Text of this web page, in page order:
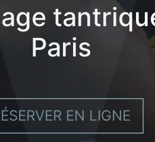
Paris
EN LIGNE